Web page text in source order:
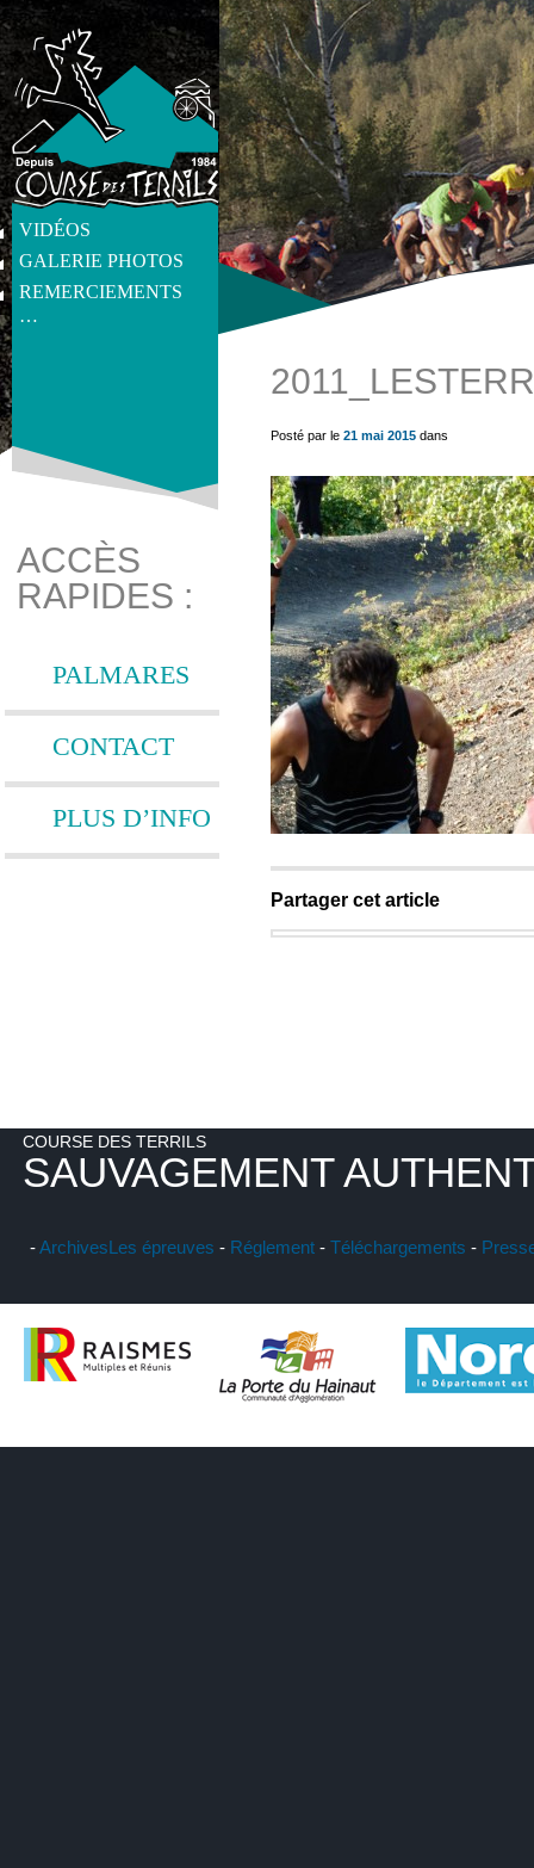
VIDÉOS
GALERIE PHOTOS
REMERCIEMENTS
…
get_post_meta(get_the_ID(), 'thumb', true) ?>
ACCÈS
RAPIDES :
PALMARES
CONTACT
PLUS D’INFO
Posté par le 21 mai 2015 dans
Partager cet article
COURSE DES TERRILS
SAUVAGEMENT
-ArchivesLes épreuves - Réglement - Téléchargements -